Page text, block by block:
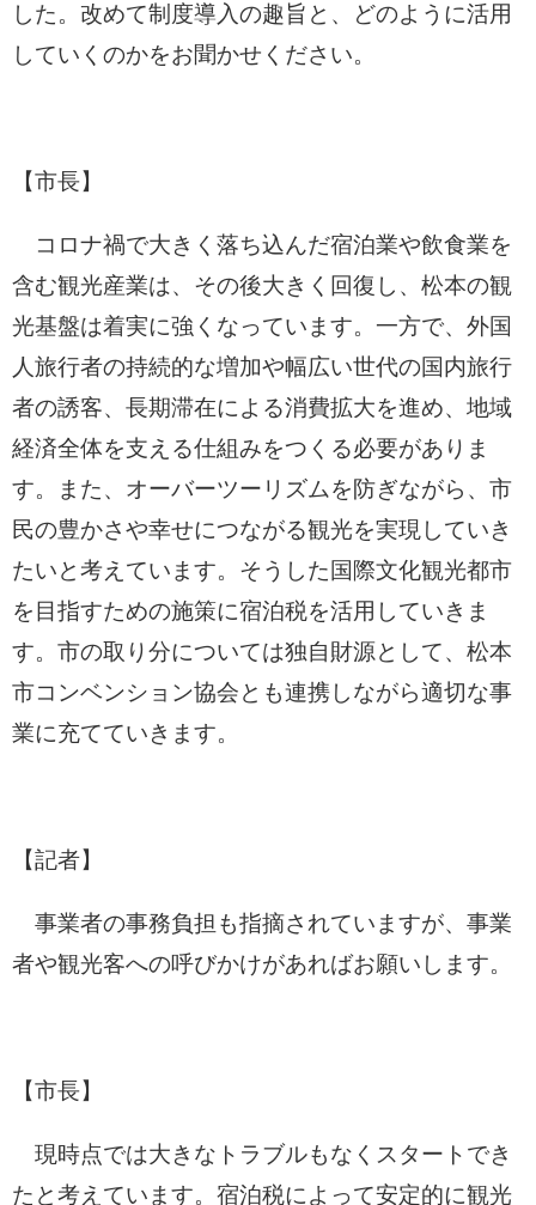
した。改めて制度導入の趣旨と、どのように活用
していくのかをお聞かせください。
【市長】
コロナ禍で大きく落ち込んだ宿泊業や飲食業を
含む観光産業は、その後大きく回復し、松本の観
光基盤は着実に強くなっています。一方で、外国
人旅行者の持続的な増加や幅広い世代の国内旅行
者の誘客、長期滞在による消費拡大を進め、地域
経済全体を支える仕組みをつくる必要がありま
す。また、オーバーツーリズムを防ぎながら、市
民の豊かさや幸せにつながる観光を実現していき
たいと考えています。そうした国際文化観光都市
を目指すための施策に宿泊税を活用していきま
す。市の取り分については独自財源として、松本
市コンベンション協会とも連携しながら適切な事
業に充てていきます。
【記者】
事業者の事務負担も指摘されていますが、事業
者や観光客への呼びかけがあればお願いします。
【市長】
現時点では大きなトラブルもなくスタートでき
たと考えています。宿泊税によって安定的に観光